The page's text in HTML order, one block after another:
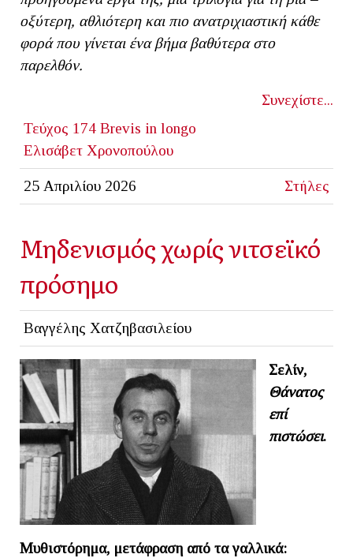
οξύτερη, αθλιότερη και πιο ανατριχιαστική κάθε
φορά που γίνεται ένα βήμα βαθύτερα στο
παρελθόν.
Συνεχίστε...
Τεύχος 174 Brevis in longo
Ελισάβετ Χρονοπούλου
25 Απριλίου 2026 Στήλες
Μηδενισμός χωρίς νιτσεϊκό
πρόσημο
Βαγγέλης Χατζηβασιλείου
Σελίν,
Θάνατος
επί
πιστώσει.
Μυθιστόρημα, μετάφραση από τα γαλλικά: